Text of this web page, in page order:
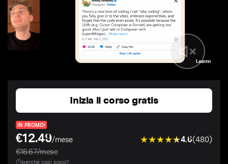
Inizia il corso gratis
IN PROMO!
€12.49/mese
€16.67/mese
4.6(480)
perché così poco?